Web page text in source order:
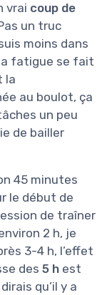
vrai coup de
un truc
moins dans
fatigue se fait
la
au boulot, ça
un peu
de bailler
45 minutes
le début de
de traîner
2 h, je
3-4 h, l’effet
des 5 h est
qu’il y a